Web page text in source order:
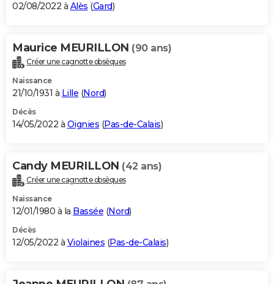
02/08/2022 à Alès (Gard)
Maurice MEURILLON (90 ans)
Créer une cagnotte obsèques
Naissance
21/10/1931 à Lille (Nord)
Décès
14/05/2022 à Oignies (Pas-de-Calais)
Candy MEURILLON (42 ans)
Créer une cagnotte obsèques
Naissance
12/01/1980 à la Bassée (Nord)
Décès
12/05/2022 à Violaines (Pas-de-Calais)